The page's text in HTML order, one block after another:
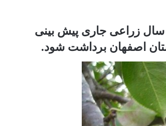
سال زراعی جاری پیش بینی